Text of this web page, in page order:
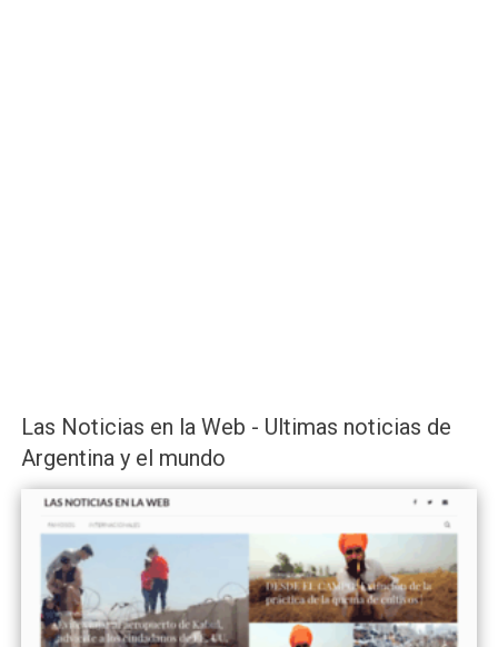
Las Noticias en la Web - Ultimas noticias de
Argentina y el mundo